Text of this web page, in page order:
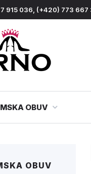
915 036, (+420) 773
OBUV
OBUV